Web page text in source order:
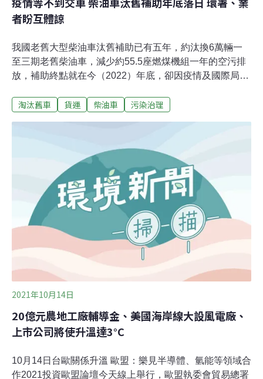
者盼互體諒
我國老舊大型柴油車汰舊補助已有五年，約汰換6萬輛一
至三期老舊柴油車，減少約55.5座燃煤機組一年的空污排
放，補助終點就在今（2022）年底，卻因疫情及國際局勢
運業者以營運狀況不佳、舊車報廢卻沒新車開為由，建議
老車汰舊，再延一年恐無法負擔。疫情推遲交車 環署開放
以買賣契約書申請汰舊換新補助 環保署6月預告修正草
案，因疫情及國際局勢影響，大型柴油車廠或代理商無法
如期交車，影響車主申請補助時效，開放以買賣契約書申
請補助。若申請者未取得新車、無法提出文件（如購車發
票、新車行照等），可先以車輛買賣契約書申請補助，申
請期限為2022年12月31日，最遲須在2023年12月31日之
前補正資料，且最多可提出展延半年。「大型柴油車汰舊
換新補助辦法」草案規定，申
淘汰舊車 貨運 柴油車 污染治理
2021年10月14日
20億元農地工廠輔導金、美國海岸線大設風電廠、
上市公司將使升溫達3°C
10月14日台歐關係升溫 歐盟：樂見半導體、氫能等領域合
作2021投資歐盟論壇今天線上舉行，歐盟執委會貿易總署